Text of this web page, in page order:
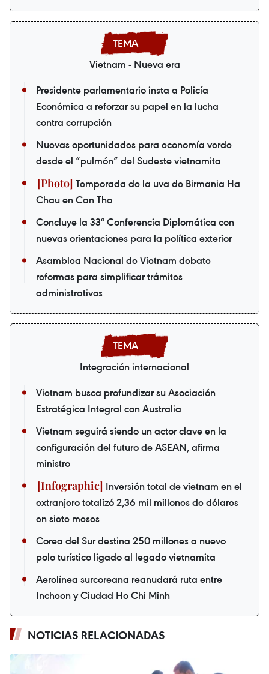
Vietnam - Nueva era
Presidente parlamentario insta a Policía
Económica a reforzar su papel en la lucha
contra corrupción
Nuevas oportunidades para economía verde
desde el “pulmón” del Sudeste vietnamita
Temporada de la uva de Birmania Ha
Chau en Can Tho
Concluye la 33ª Conferencia Diplomática con
nuevas orientaciones para la política exterior
Asamblea Nacional de Vietnam debate
reformas para simplificar trámites
administrativos
Integración internacional
Vietnam busca profundizar su Asociación
Estratégica Integral con Australia
Vietnam seguirá siendo un actor clave en la
configuración del futuro de ASEAN, afirma
ministro
Inversión total de vietnam en el
extranjero totalizó 2,36 mil millones de dólares
en siete meses
Corea del Sur destina 250 millones a nuevo
polo turístico ligado al legado vietnamita
Aerolínea surcoreana reanudará ruta entre
Incheon y Ciudad Ho Chi Minh
NOTICIAS RELACIONADAS